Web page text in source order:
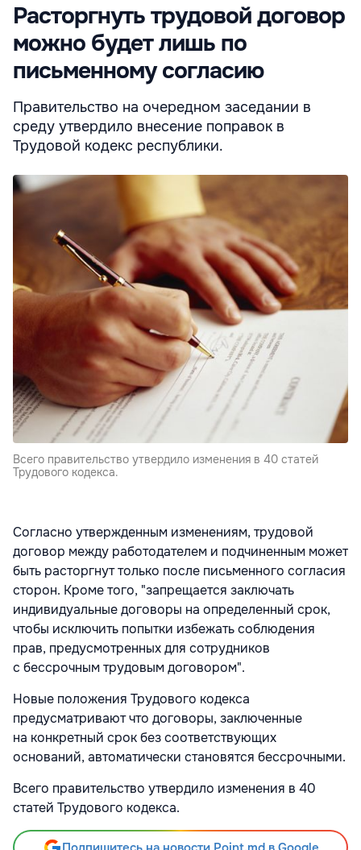
Расторгнуть трудовой договор
можно будет лишь по
письменному согласию
Правительство на очередном заседании в
среду утвердило внесение поправок в
Трудовой кодекс республики.
Всего правительство утвердило изменения в 40 статей
Трудового кодекса.
Согласно утвержденным изменениям, трудовой
договор между работодателем и подчиненным может
быть расторгнут только после письменного согласия
сторон. Кроме того, "запрещается заключать
индивидуальные договоры на определенный срок,
чтобы исключить попытки избежать соблюдения
прав, предусмотренных для сотрудников
с бессрочным трудовым договором".
Новые положения Трудового кодекса
предусматривают что договоры, заключенные
на конкретный срок без соответствующих
оснований, автоматически становятся бессрочными.
Всего правительство утвердило изменения в 40
статей Трудового кодекса.